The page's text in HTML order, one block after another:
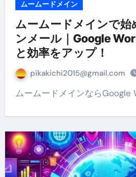
ムームードメイン
ムームードメインで始
ンメール｜Google
と効率をアップ！
pikakichi2015@gmail.com
ムームードメインならGoogle